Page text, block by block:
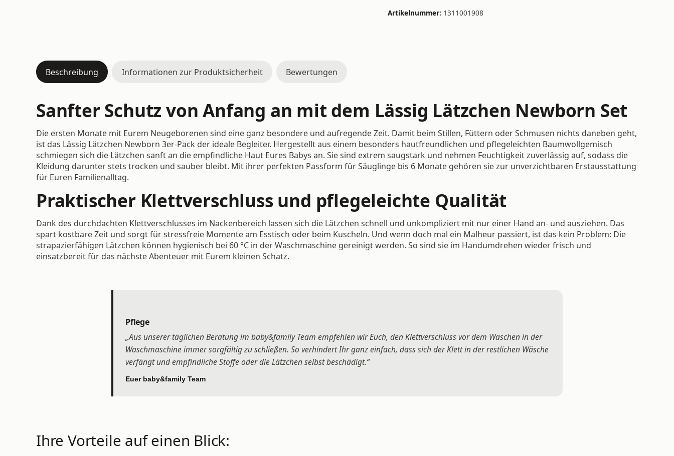
Artikelnummer: 1311001908
Beschreibung Informationen zur Produktsicherheit Bewertungen
Sanfter Schutz von Anfang an mit dem Lässig Lätzchen Newborn Set
Die ersten Monate mit Eurem Neugeborenen sind eine ganz besondere und aufregende Zeit. Damit beim Stillen, Füttern oder Schmusen nichts daneben geht,
ist das Lässig Lätzchen Newborn 3er-Pack der ideale Begleiter. Hergestellt aus einem besonders hautfreundlichen und pflegeleichten Baumwollgemisch
schmiegen sich die Lätzchen sanft an die empfindliche Haut Eures Babys an. Sie sind extrem saugstark und nehmen Feuchtigkeit zuverlässig auf, sodass die
Kleidung darunter stets trocken und sauber bleibt. Mit ihrer perfekten Passform für Säuglinge bis 6 Monate gehören sie zur unverzichtbaren Erstausstattung
für Euren Familienalltag.
Praktischer Klettverschluss und pflegeleichte Qualität
Dank des durchdachten Klettverschlusses im Nackenbereich lassen sich die Lätzchen schnell und unkompliziert mit nur einer Hand an- und ausziehen. Das
spart kostbare Zeit und sorgt für stressfreie Momente am Esstisch oder beim Kuscheln. Und wenn doch mal ein Malheur passiert, ist das kein Problem: Die
strapazierfähigen Lätzchen können hygienisch bei 60 °C in der Waschmaschine gereinigt werden. So sind sie im Handumdrehen wieder frisch und
einsatzbereit für das nächste Abenteuer mit Eurem kleinen Schatz.
Pflege
„Aus unserer täglichen Beratung im baby&family Team empfehlen wir Euch, den Klettverschluss vor dem Waschen in der
Waschmaschine immer sorgfältig zu schließen. So verhindert Ihr ganz einfach, dass sich der Klett in der restlichen Wäsche
verfängt und empfindliche Stoffe oder die Lätzchen selbst beschädigt.“
Euer baby&family Team
Ihre Vorteile auf einen Blick: